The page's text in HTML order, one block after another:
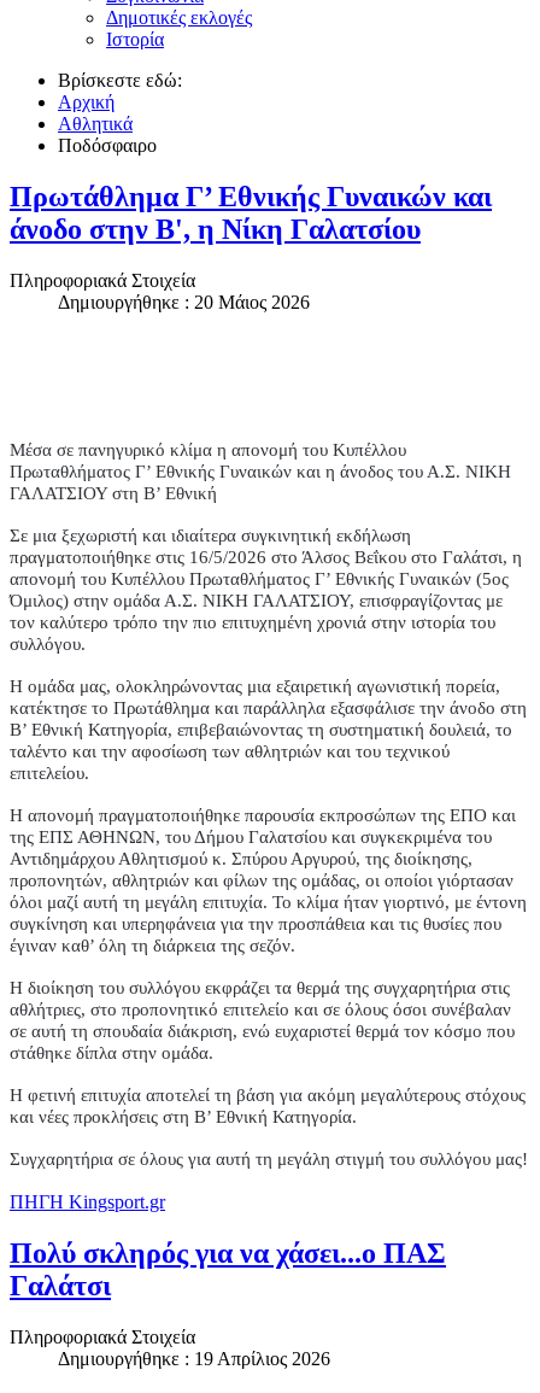
Δημοτικές εκλογές
Ιστορία
Βρίσκεστε εδώ:
Αρχική
Αθλητικά
Ποδόσφαιρο
Πρωτάθλημα Γ’ Εθνικής Γυναικών και
άνοδο στην Β', η Νίκη Γαλατσίου
Πληροφοριακά Στοιχεία
Δημιουργήθηκε : 20 Μάιος 2026
Μέσα σε πανηγυρικό κλίμα η απονομή του Κυπέλλου
Πρωταθλήματος Γ’ Εθνικής Γυναικών και η άνοδος του Α.Σ. ΝΙΚΗ
ΓΑΛΑΤΣΙΟΥ στη Β’ Εθνική
Σε μια ξεχωριστή και ιδιαίτερα συγκινητική εκδήλωση
πραγματοποιήθηκε στις 16/5/2026 στο Άλσος Βεΐκου στο Γαλάτσι, η
απονομή του Κυπέλλου Πρωταθλήματος Γ’ Εθνικής Γυναικών (5ος
Όμιλος) στην ομάδα Α.Σ. ΝΙΚΗ ΓΑΛΑΤΣΙΟΥ, επισφραγίζοντας με
τον καλύτερο τρόπο την πιο επιτυχημένη χρονιά στην ιστορία του
συλλόγου.
Η ομάδα μας, ολοκληρώνοντας μια εξαιρετική αγωνιστική πορεία,
κατέκτησε το Πρωτάθλημα και παράλληλα εξασφάλισε την άνοδο στη
Β’ Εθνική Κατηγορία, επιβεβαιώνοντας τη συστηματική δουλειά, το
ταλέντο και την αφοσίωση των αθλητριών και του τεχνικού
επιτελείου.
Η απονομή πραγματοποιήθηκε παρουσία εκπροσώπων της ΕΠΟ και
της ΕΠΣ ΑΘΗΝΩΝ, του Δήμου Γαλατσίου και συγκεκριμένα του
Αντιδημάρχου Αθλητισμού κ. Σπύρου Αργυρού, της διοίκησης,
προπονητών, αθλητριών και φίλων της ομάδας, οι οποίοι γιόρτασαν
όλοι μαζί αυτή τη μεγάλη επιτυχία. Το κλίμα ήταν γιορτινό, με έντονη
συγκίνηση και υπερηφάνεια για την προσπάθεια και τις θυσίες που
έγιναν καθ’ όλη τη διάρκεια της σεζόν.
Η διοίκηση του συλλόγου εκφράζει τα θερμά της συγχαρητήρια στις
αθλήτριες, στο προπονητικό επιτελείο και σε όλους όσοι συνέβαλαν
σε αυτή τη σπουδαία διάκριση, ενώ ευχαριστεί θερμά τον κόσμο που
στάθηκε δίπλα στην ομάδα.
Η φετινή επιτυχία αποτελεί τη βάση για ακόμη μεγαλύτερους στόχους
και νέες προκλήσεις στη Β’ Εθνική Κατηγορία.
Συγχαρητήρια σε όλους για αυτή τη μεγάλη στιγμή του συλλόγου μας!
ΠΗΓΗ Kingsport.gr
Πολύ σκληρός για να χάσει...ο ΠΑΣ
Γαλάτσι
Πληροφοριακά Στοιχεία
Δημιουργήθηκε : 19 Απρίλιος 2026